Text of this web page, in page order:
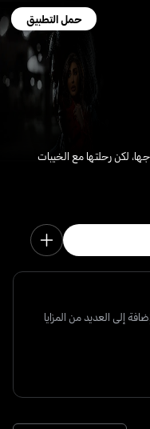
حمل التطبيق
لكن رحلتها مع الخيبات
إلى العديد من المزايا